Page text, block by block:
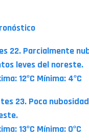
22. Parcialmente
leves del noreste.
12ºC Mínima: 4ºC
23. Poca
13ºC Mínima: 0ºC